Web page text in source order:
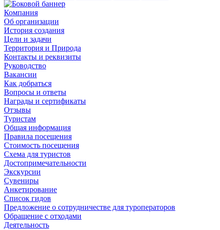
Компания
Об организации
История создания
Цели и задачи
Территория и Природа
Контакты и реквизиты
Руководство
Вакансии
Как добраться
Вопросы и ответы
Награды и сертификаты
Отзывы
Туристам
Общая информация
Правила посещения
Стоимость посещения
Схема для туристов
Достопримечательности
Экскурсии
Сувениры
Анкетирование
Список гидов
Предложение о сотрудничестве для туроператоров
Обращение с отходами
Деятельность